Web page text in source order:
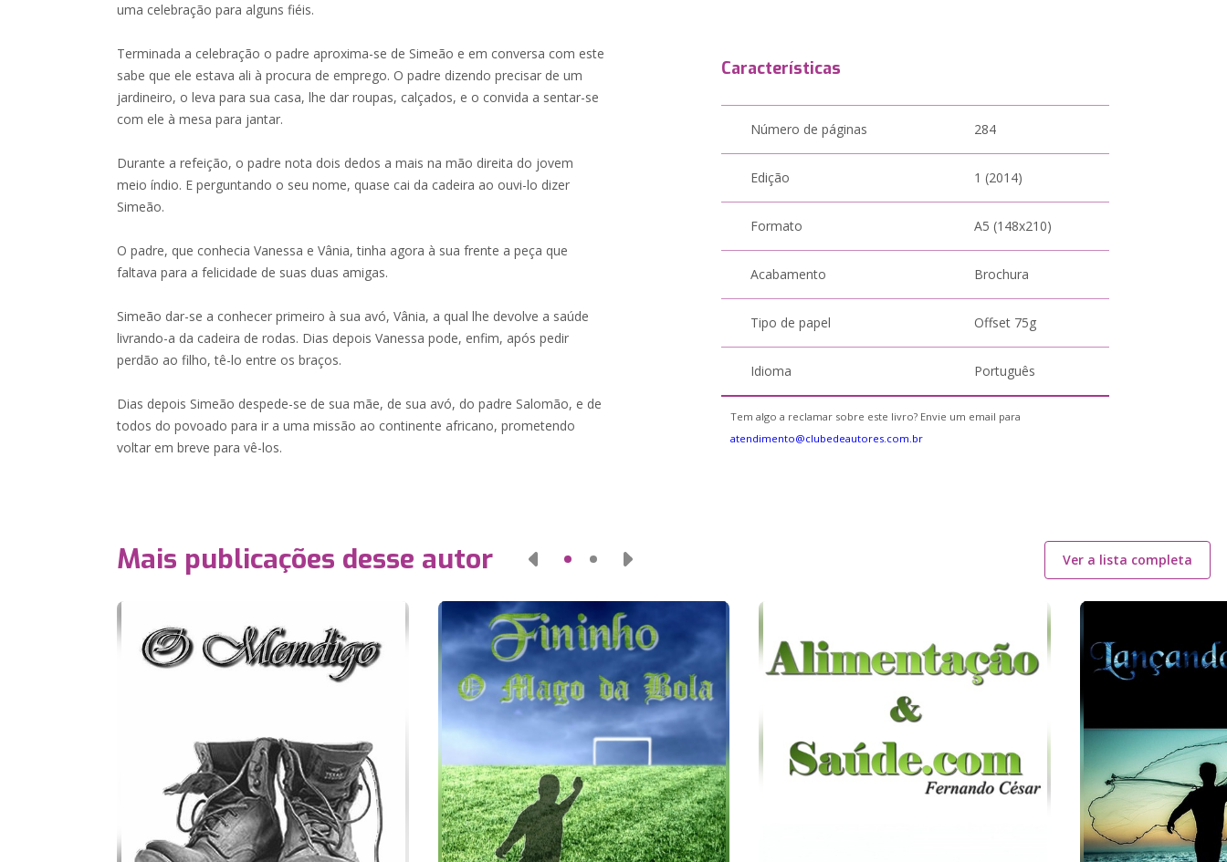
uma celebração para alguns fiéis.
Terminada a celebração o padre aproxima-se de Simeão e em conversa com este
sabe que ele estava ali à procura de emprego. O padre dizendo precisar de um
jardineiro, o leva para sua casa, lhe dar roupas, calçados, e o convida a sentar-se
com ele à mesa para jantar.
Durante a refeição, o padre nota dois dedos a mais na mão direita do jovem
meio índio. E perguntando o seu nome, quase cai da cadeira ao ouvi-lo dizer
Simeão.
O padre, que conhecia Vanessa e Vânia, tinha agora à sua frente a peça que
faltava para a felicidade de suas duas amigas.
Simeão dar-se a conhecer primeiro à sua avó, Vânia, a qual lhe devolve a saúde
livrando-a da cadeira de rodas. Dias depois Vanessa pode, enfim, após pedir
perdão ao filho, tê-lo entre os braços.
Dias depois Simeão despede-se de sua mãe, de sua avó, do padre Salomão, e de
todos do povoado para ir a uma missão ao continente africano, prometendo
voltar em breve para vê-los.
Características
Número de páginas 284
Edição 1 (2014)
Formato A5 (148x210)
Acabamento Brochura
Tipo de papel Offset 75g
Idioma Português
Tem algo a reclamar sobre este livro? Envie um email para
atendimento@clubedeautores.com.br
Mais publicações desse autor Ver a lista completa